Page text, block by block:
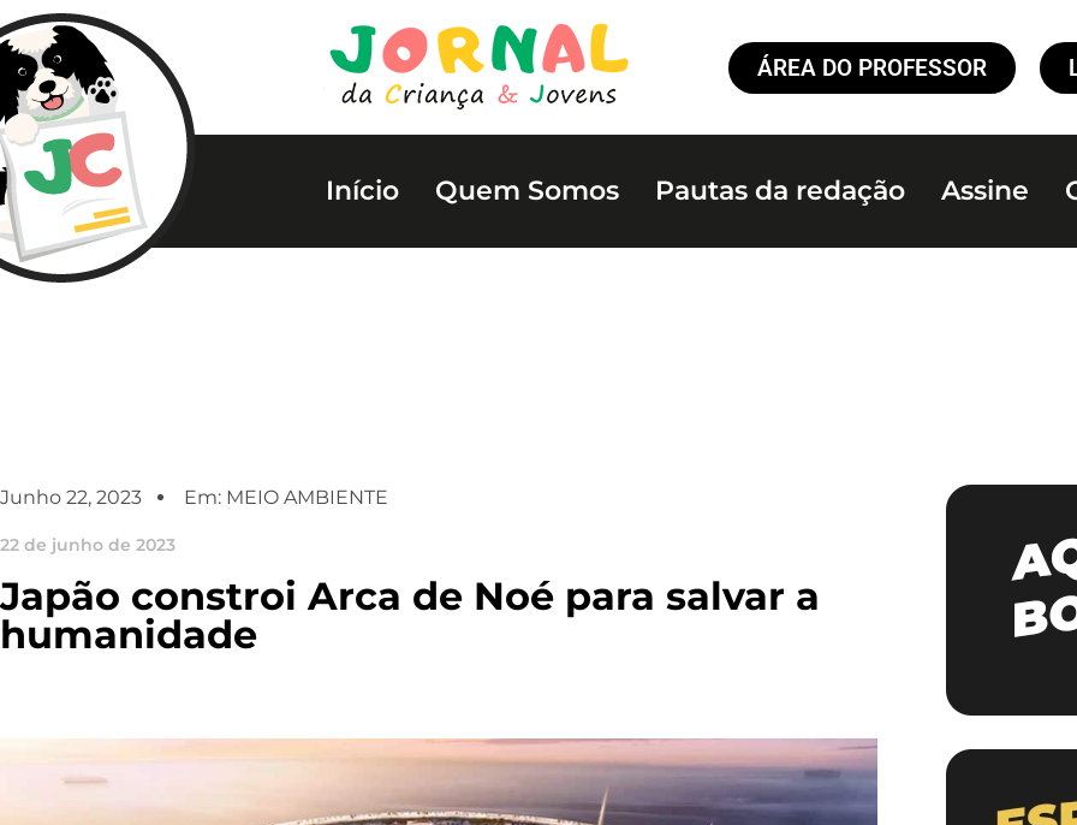
ÁREA DO PROFESSOR
Início Quem Somos Pautas da redação Assine
Junho 22, 2023 Em: MEIO AMBIENTE
22 de junho de 2023
Japão constroi Arca de Noé para salvar a
humanidade